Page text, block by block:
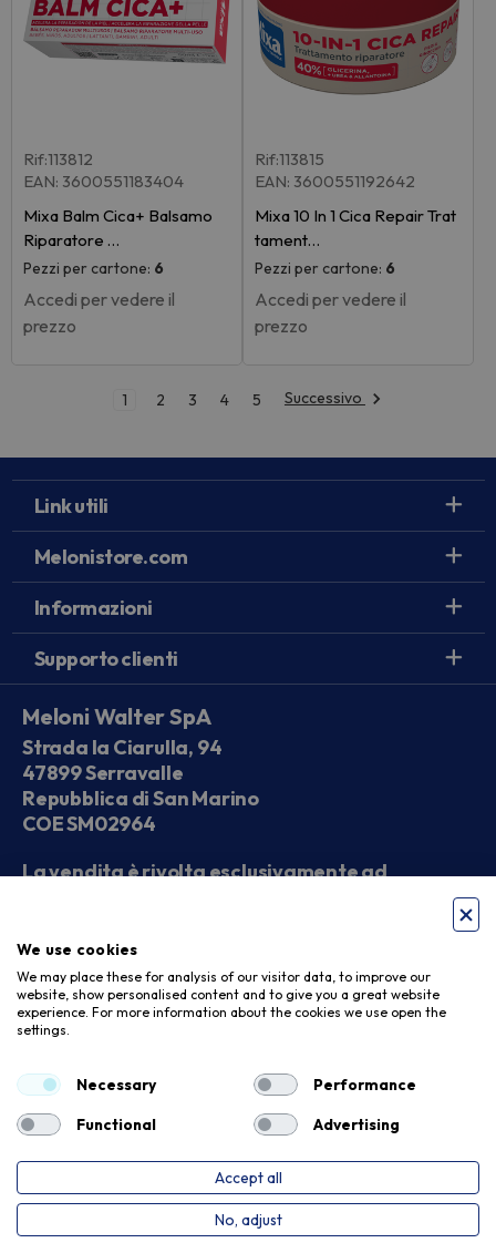
Rif:113812
EAN: 3600551183404
Mixa Balm Cica+ Balsamo
Riparatore …
Pezzi per cartone: 6
Accedi per vedere il
prezzo
Rif:113815
EAN: 3600551192642
Mixa 10 In 1 Cica Repair Trat
tament…
Pezzi per cartone: 6
Accedi per vedere il
prezzo
1 2 3 4 5 Successivo
Link utili
Melonistore.com
Informazioni
Supporto clienti
Meloni Walter SpA
Strada la Ciarulla, 94
47899 Serravalle
Repubblica di San Marino
COE SM02964
La vendita è rivolta esclusivamente ad
Accettiamo
Seguici sui social
Privacy Policy Cookie Policy
We use cookies
We may place these for analysis of our visitor data, to improve our
website, show personalised content and to give you a great website
experience. For more information about the cookies we use open the
settings.
Necessary
Performance
Functional
Advertising
Accept all
No, adjust